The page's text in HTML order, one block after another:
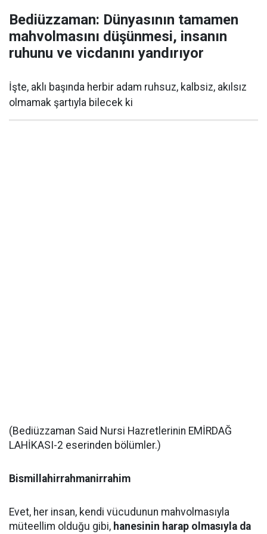
Bediüzzaman: Dünyasının tamamen
mahvolmasını düşünmesi, insanın
ruhunu ve vicdanını yandırıyor
İşte, aklı başında herbir adam ruhsuz, kalbsiz, akılsız
olmamak şartıyla bilecek ki
(Bediüzzaman Said Nursi Hazretlerinin EMİRDAĞ
LAHİKASI-2 eserinden bölümler.)
Bismillahirrahmanirrahim
Evet, her insan, kendi vücudunun mahvolmasıyla
müteellim olduğu gibi, hanesinin harap olmasıyla da